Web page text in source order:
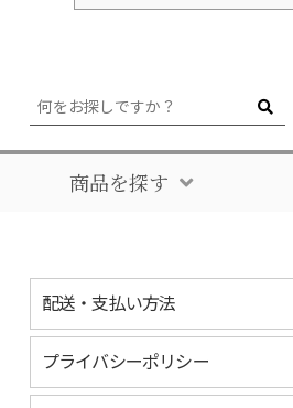
商品を探す
配送・支払い方法
プライバシーポリシー